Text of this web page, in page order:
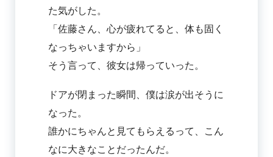
た気がした。
「佐藤さん、心が疲れてると、体も固く
なっちゃいますから」
そう言って、彼女は帰っていった。
ドアが閉まった瞬間、僕は涙が出そうに
なった。
誰かにちゃんと見てもらえるって、こん
なに大きなことだったんだ。